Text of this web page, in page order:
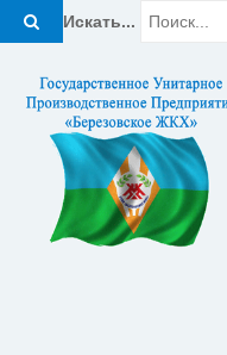
Искать...